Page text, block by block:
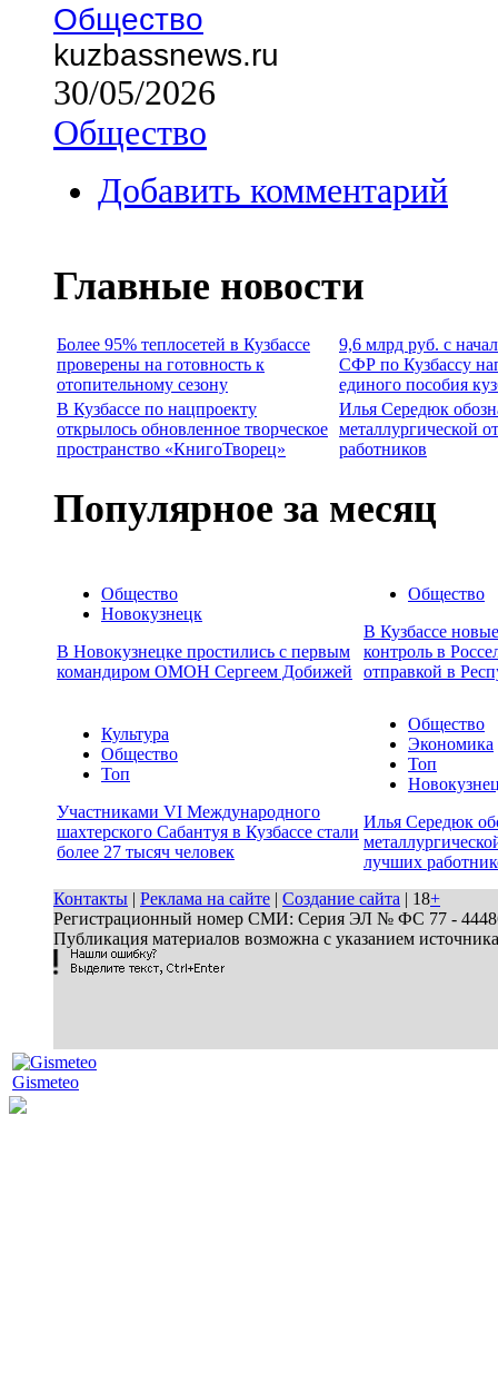
Общество
kuzbassnews.ru
30/05/2026
Общество
Добавить комментарий
Главные новости
Более 95% теплосетей в Кузбассе
проверены на готовность к
отопительному сезону
9,6 млрд руб. с
СФР по Кузбассу
единого пособия
В Кузбассе по нацпроекту
открылось обновленное творческое
пространство «КнигоТворец»
Илья Середюк
металлургической
работников
Популярное за месяц
Общество
Новокузнецк
В Новокузнецке простились с первым
командиром ОМОН Сергеем Добижей
Общество
В Кузбассе
контроль в
отправкой в
Культура
Общество
Топ
Участниками VI Международного
шахтерского Сабантуя в Кузбассе стали
более 27 тысяч человек
Общество
Экономика
Топ
Илья Середюк
лучших
Контакты | Реклама на сайте | Создание сайта | 18+
Регистрационный номер СМИ: Серия ЭЛ № ФС 77 - 44486
Публикация материалов возможна с указанием
Gismeteo